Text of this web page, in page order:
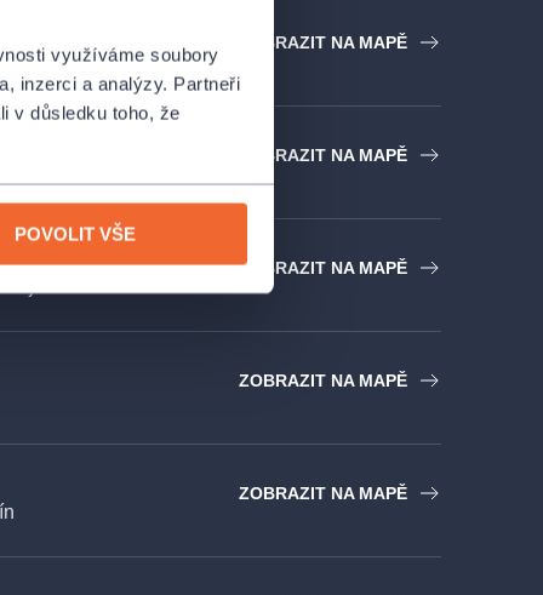
využíváme soubory
inzerci a analýzy. Partneři
v důsledku toho, že
POVOLIT VŠE
ZOBRAZIT NA MAPĚ
ZOBRAZIT NA MAPĚ
ZOBRAZIT NA MAPĚ
ZOBRAZIT NA MAPĚ
ZOBRAZIT NA MAPĚ